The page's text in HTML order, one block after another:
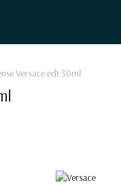
Versace edt 30ml